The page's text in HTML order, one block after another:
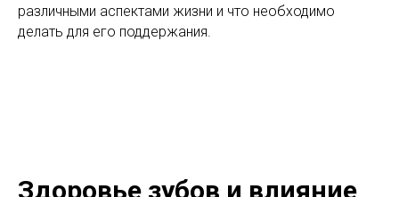
различными аспектами жизни и что необходимо
делать для его поддержания.
Здоровье зубов и влияние